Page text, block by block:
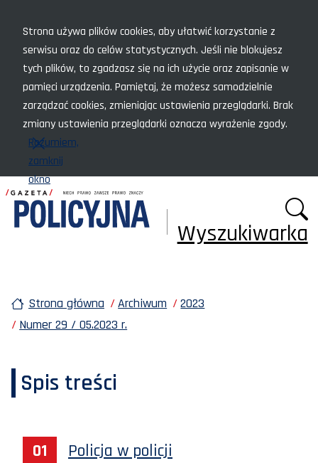
Strona używa plików cookies, aby ułatwić korzystanie z
serwisu oraz do celów statystycznych. Jeśli nie blokujesz
tych plików, to zgadzasz się na ich użycie oraz zapisanie w
pamięci urządzenia. Pamiętaj, że możesz samodzielnie
zarządzać cookies, zmieniając ustawienia przeglądarki. Brak
zmiany ustawienia przeglądarki oznacza wyrażenie zgody.
Rozumiem,
zamknij
okno
Wyszukiwarka
Strona główna Archiwum
2023
Numer 29 / 05.2023 r.
Spis treści
Policja w policji